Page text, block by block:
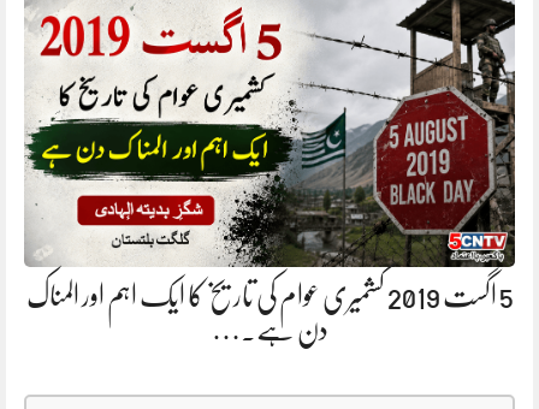
5 اگست 2019 کشمیری عوام کی تاریخ کا ایک اہم اور المناک
دن ہے.…